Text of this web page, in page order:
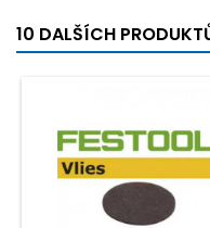
10 DALŠÍCH